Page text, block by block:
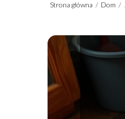
Strona główna / Dom /